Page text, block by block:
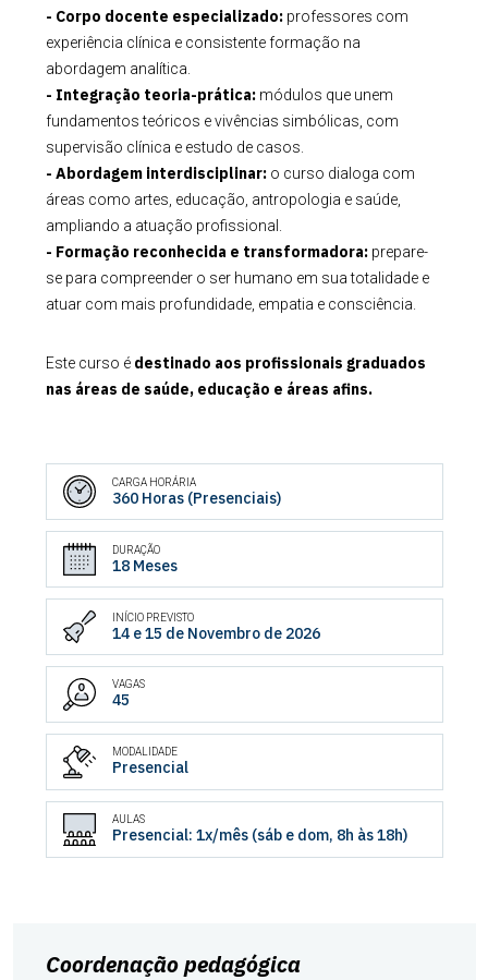
- Corpo docente especializado:professores com
experiência clínica e consistente formação na
abordagem analítica.
- Integração teoria-prática:módulos que unem
fundamentos teóricos e vivências simbólicas, com
supervisão clínica e estudo de casos.
- Abordagem interdisciplinar:o curso dialoga com
áreas como artes, educação, antropologia e saúde,
ampliando a atuação profissional.
- Formação reconhecida e transformadora:prepare-
se para compreender o ser humano em sua totalidade e
atuar com mais profundidade, empatia e consciência.
Este curso é destinado aos profissionais graduados
nas áreas de saúde, educação e áreas afins.
CARGA HORÁRIA
360 Horas (Presenciais)
DURAÇÃO
18 Meses
INÍCIO PREVISTO
14 e 15 de Novembro de 2026
VAGAS
45
MODALIDADE
Presencial
AULAS
Presencial: 1x/mês (sáb e dom, 8h às 18h)
Coordenação pedagógica